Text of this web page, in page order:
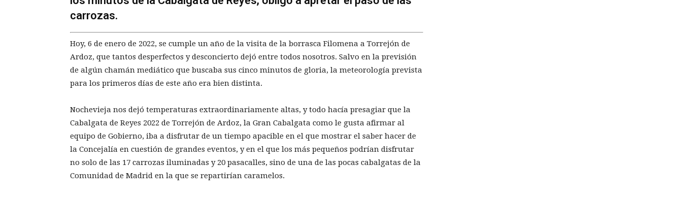
carrozas.
Hoy, 6 de enero de 2022, se cumple un año de la visita de la borrasca Filomena a Torrejón de
Ardoz, que tantos desperfectos y desconcierto dejó entre todos nosotros. Salvo en la previsión
de algún chamán mediático que buscaba sus cinco minutos de gloria, la meteorología prevista
para los primeros días de este año era bien distinta.
Nochevieja nos dejó temperaturas extraordinariamente altas, y todo hacía presagiar que la
Cabalgata de Reyes 2022 de Torrejón de Ardoz, la Gran Cabalgata como le gusta afirmar al
equipo de Gobierno, iba a disfrutar de un tiempo apacible en el que mostrar el saber hacer de
la Concejalía en cuestión de grandes eventos, y en el que los más pequeños podrían disfrutar
no solo de las 17 carrozas iluminadas y 20 pasacalles, sino de una de las pocas cabalgatas de la
Comunidad de Madrid en la que se repartirían caramelos.